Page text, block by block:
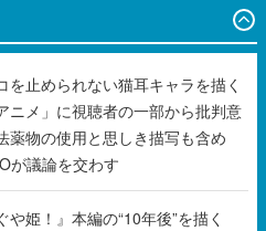
を止められない猫耳キャラを描く
ニメ」に視聴者の一部から批判意
薬物の使用と思しき描写も含め
が議論を交わす
や姫！』本編の“10年後”を描く